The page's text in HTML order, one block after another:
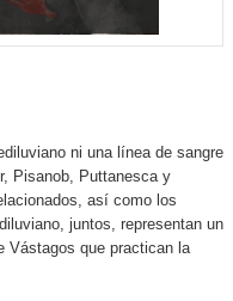
ni una línea de sangre
Pisanob, Puttanesca y
así como los
juntos, representan un
Vástagos que practican la